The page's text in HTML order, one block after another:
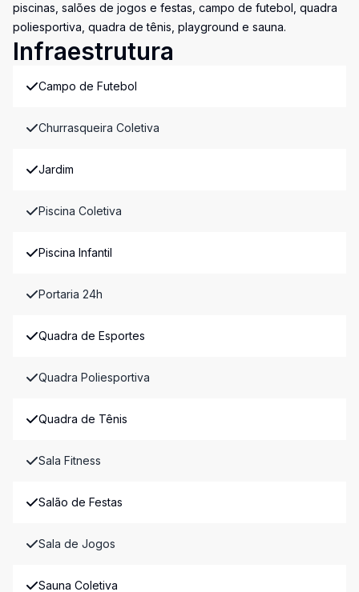
piscinas, salões de jogos e festas, campo de futebol, quadra
poliesportiva, quadra de tênis, playground e sauna.
Infraestrutura
Campo de Futebol
Churrasqueira Coletiva
Jardim
Piscina Coletiva
Piscina Infantil
Portaria 24h
Quadra de Esportes
Quadra Poliesportiva
Quadra de Tênis
Sala Fitness
Salão de Festas
Sala de Jogos
Sauna Coletiva